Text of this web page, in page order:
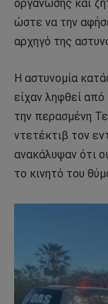
οργάνωσης και
ώστε να την
αρχηγό της
Η αστυνομία
είχαν ληφθεί
την περασμένη
ντετέκτιβ τον
ανακάλυψαν ότι
το κινητό του